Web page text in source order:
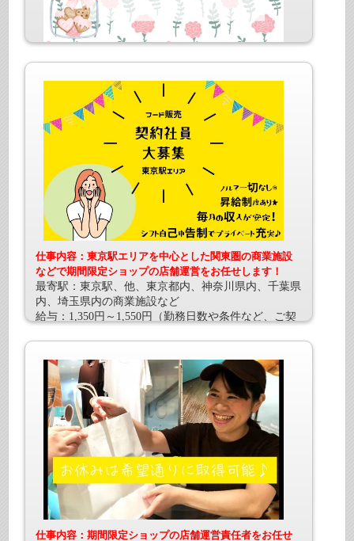
給与：時給1700円+交全給
仕事内容：東京駅エリアを中心とした関東圏の商業施設
などで期間限定ショップの店舗運営をお任せします！
最寄駅：東京駅、他、東京都内、神奈川県内、千葉県
内、埼玉県内の商業施設など
給与：1,350円～1,550円（勤務日数や条件など、ご契
仕事内容：期間限定ショップの店舗運営責任者をお任せ